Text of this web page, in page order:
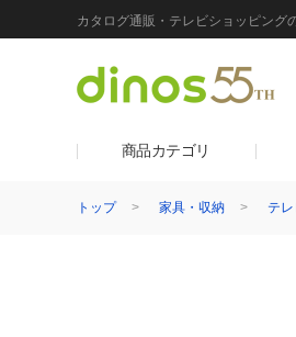
カタログ通販・テレビショッピング
商品カテゴリ
トップ 家具・収納 テ